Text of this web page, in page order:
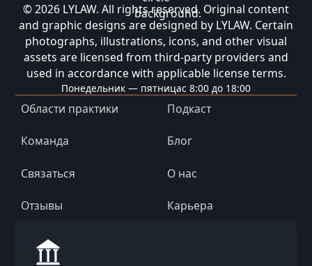
© 2026 LYLAW. All rights reserved. Original content
and graphic designs are designed by LYLAW. Certain
photographs, illustrations, icons, and other visual
assets are licensed from third-party providers and
used in accordance with applicable license terms.
Понедельник — пятницас 8:00 до 18:00
Области практики Подкаст
Команда Блог
Связаться О нас
Отзывы Карьера